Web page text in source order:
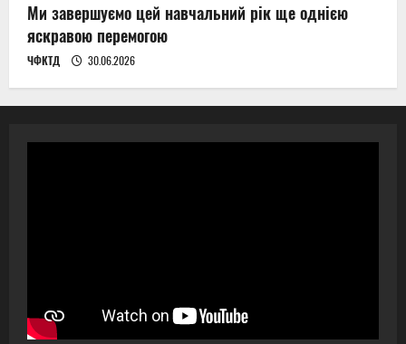
Ми завершуємо цей навчальний рік ще однією
яскравою перемогою
ЧФКТД 30.06.2026